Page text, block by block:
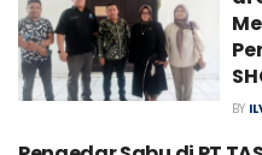
BY